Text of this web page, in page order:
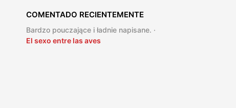
COMENTADO RECIENTEMENTE
Bardzo pouczające i ładnie napisane. ·
El sexo entre las aves